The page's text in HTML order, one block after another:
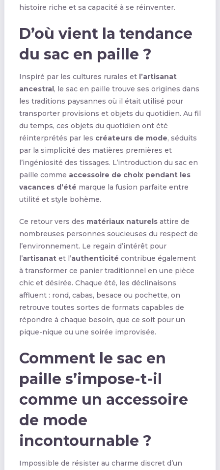
histoire riche et sa capacité à se réinventer.
D’où vient la tendance
du sac en paille ?
Inspiré par les cultures rurales et l’artisanat
ancestral, le sac en paille trouve ses origines dans
les traditions paysannes où il était utilisé pour
transporter provisions et objets du quotidien. Au fil
du temps, ces objets du quotidien ont été
réinterprétés par les créateurs de mode, séduits
par la simplicité des matières premières et
l’ingéniosité des tissages. L’introduction du sac en
paille comme accessoire de choix pendant les
vacances d’été marque la fusion parfaite entre
utilité et style bohème.
Ce retour vers des matériaux naturelsattire de
nombreuses personnes soucieuses du respect de
l’environnement. Le regain d’intérêt pour
l’artisanatet l’authenticité contribue également
à transformer ce panier traditionnel en une pièce
chic et désirée. Chaque été, les déclinaisons
affluent : rond, cabas, besace ou pochette, on
retrouve toutes sortes de formats capables de
répondre à chaque besoin, que ce soit pour un
pique-nique ou une soirée improvisée.
Comment le sac en
paille s’impose-t-il
comme un accessoire
de mode
incontournable ?
Impossible de résister au charme discret d’un